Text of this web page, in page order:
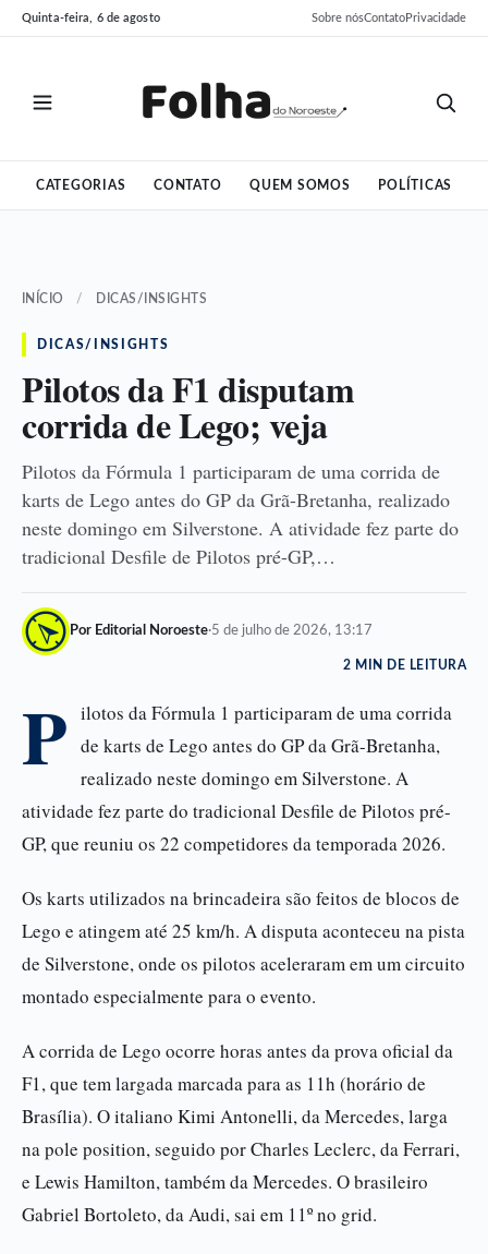
Pular
para
Pular
para
Quinta-feira, 6 de agosto Sobre nósContatoPrivacidade
CATEGORIAS CONTATO QUEM SOMOS POLÍTICAS
INÍCIO / DICAS/INSIGHTS
DICAS/INSIGHTS
Pilotos da F1 disputam
corrida de Lego; veja
Pilotos da Fórmula 1 participaram de uma corrida de
karts de Lego antes do GP da Grã-Bretanha, realizado
neste domingo em Silverstone. A atividade fez parte do
tradicional Desfile de Pilotos pré-GP,…
Por Editorial Noroeste·5 de julho de 2026, 13:17
2 MIN DE LEITURA
P ilotos da Fórmula 1 participaram de uma corrida
de karts de Lego antes do GP da Grã-Bretanha,
realizado neste domingo em Silverstone. A
atividade fez parte do tradicional Desfile de Pilotos pré-
GP, que reuniu os 22 competidores da temporada 2026.
Os karts utilizados na brincadeira são feitos de blocos de
Lego e atingem até 25 km/h. A disputa aconteceu na pista
de Silverstone, onde os pilotos aceleraram em um circuito
montado especialmente para o evento.
A corrida de Lego ocorre horas antes da prova oficial da
F1, que tem largada marcada para as 11h (horário de
Brasília). O italiano Kimi Antonelli, da Mercedes, larga
na pole position, seguido por Charles Leclerc, da Ferrari,
e Lewis Hamilton, também da Mercedes. O brasileiro
Gabriel Bortoleto, da Audi, sai em 11º no grid.